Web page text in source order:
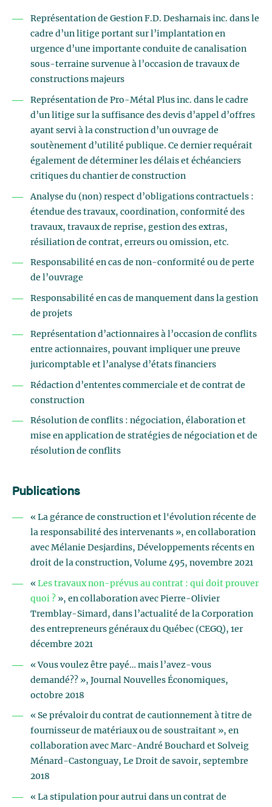
Représentation de Gestion F.D. Desharnais inc. dans le
cadre d’un litige portant sur l’implantation en
urgence d’une importante conduite de canalisation
sous-terraine survenue à l’occasion de travaux de
constructions majeurs
Représentation de Pro-Métal Plus inc. dans le cadre
d’un litige sur la suffisance des devis d’appel d’offres
ayant servi à la construction d’un ouvrage de
soutènement d’utilité publique. Ce dernier requérait
également de déterminer les délais et échéanciers
critiques du chantier de construction
Analyse du (non) respect d’obligations contractuels :
étendue des travaux, coordination, conformité des
travaux, travaux de reprise, gestion des extras,
résiliation de contrat, erreurs ou omission, etc.
Responsabilité en cas de non-conformité ou de perte
de l’ouvrage
Responsabilité en cas de manquement dans la gestion
de projets
Représentation d’actionnaires à l’occasion de conflits
entre actionnaires, pouvant impliquer une preuve
juricomptable et l’analyse d’états financiers
Rédaction d’ententes commerciale et de contrat de
construction
Résolution de conflits : négociation, élaboration et
mise en application de stratégies de négociation et de
résolution de conflits
Publications
« La gérance de construction et l'évolution récente de
la responsabilité des intervenants », en collaboration
avec Mélanie Desjardins, Développements récents en
droit de la construction, Volume 495, novembre 2021
« Les travaux non-prévus au contrat : qui doit prouver
quoi ? », en collaboration avec Pierre-Olivier
Tremblay-Simard, dans l’actualité de la Corporation
des entrepreneurs généraux du Québec (CEGQ), 1er
décembre 2021
« Vous voulez être payé… mais l’avez-vous
demandé?? », Journal Nouvelles Économiques,
octobre 2018
« Se prévaloir du contrat de cautionnement à titre de
fournisseur de matériaux ou de soustraitant », en
collaboration avec Marc-André Bouchard et Solveig
Ménard-Castonguay, Le Droit de savoir, septembre
2018
« La stipulation pour autrui dans un contrat de